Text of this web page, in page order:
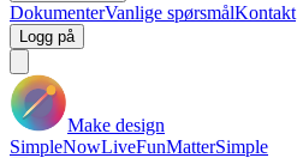
DokumenterVanlige spørsmålKontakt
Logg på
Make design
SimpleNowLiveFunMatterSimple